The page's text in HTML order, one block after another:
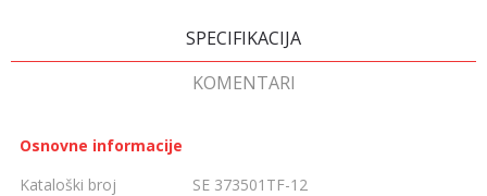
SPECIFIKACIJA
KOMENTARI
Osnovne informacije
Kataloški broj
SE 373501TF-12